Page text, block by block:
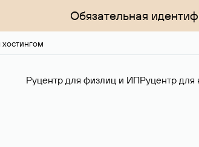
Обязательная
Руцентр для физлиц и ИПРуцентр